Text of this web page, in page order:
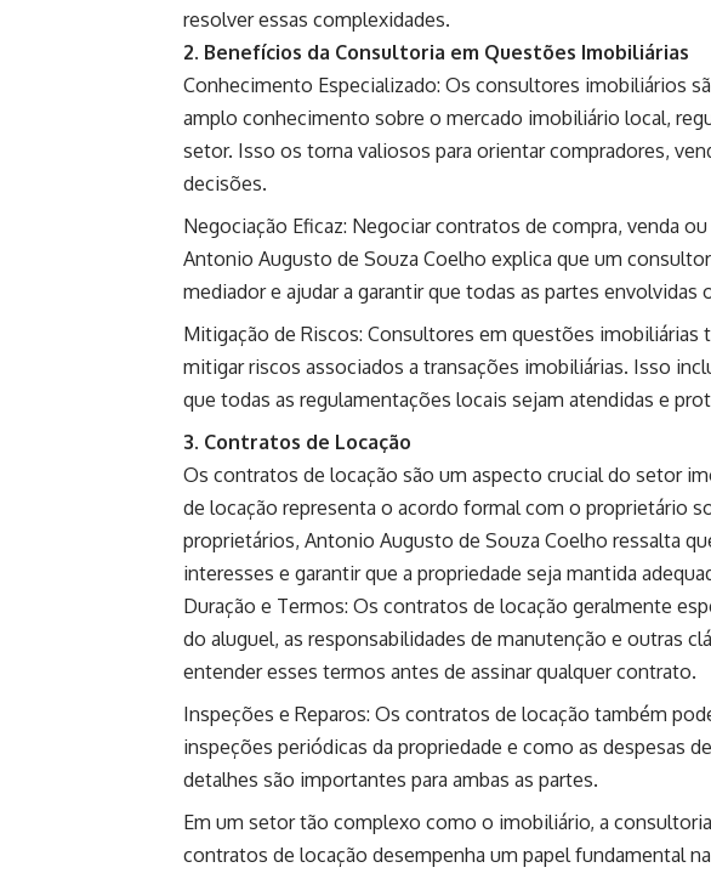
resolver essas complexidades.
2. Benefícios da Consultoria em Questões Imobiliárias
Conhecimento Especializado: Os consultores imobiliários
amplo conhecimento sobre o mercado imobiliário local,
setor. Isso os torna valiosos para orientar compradores,
decisões.
Negociação Eficaz: Negociar contratos de compra, venda
Antonio Augusto de Souza Coelho explica que um
mediador e ajudar a garantir que todas as partes
Mitigação de Riscos: Consultores em questões imobiliárias
mitigar riscos associados a transações imobiliárias. Isso
que todas as regulamentações locais sejam atendidas e
3. Contratos de Locação
Os contratos de locação são um aspecto crucial do setor
de locação representa o acordo formal com o proprietário
proprietários, Antonio Augusto de Souza Coelho ressalta
interesses e garantir que a propriedade seja mantida
Duração e Termos: Os contratos de locação geralmente
do aluguel, as responsabilidades de manutenção e outras
entender esses termos antes de assinar qualquer contrato.
Inspeções e Reparos: Os contratos de locação também
inspeções periódicas da propriedade e como as despesas
detalhes são importantes para ambas as partes.
Em um setor tão complexo como o imobiliário, a
contratos de locação desempenha um papel fundamental